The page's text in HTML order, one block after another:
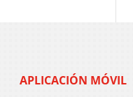
APLICACIÓN MÓVIL